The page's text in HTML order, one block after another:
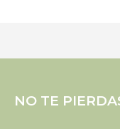
NO TE